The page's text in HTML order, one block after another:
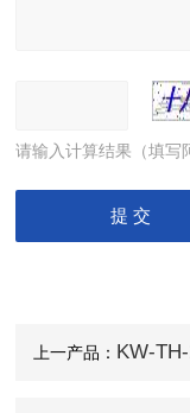
请输入计算结果（填写
上一产品： KW-